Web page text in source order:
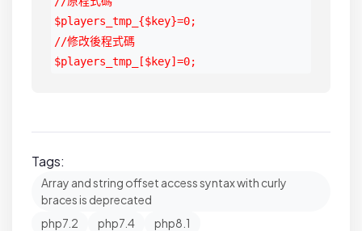
$players_tmp_{$key}=0;
//修改後程式碼
$players_tmp_[$key]=0;
Tags:
Array and string offset access syntax with curly
braces is deprecated
php7.2
php7.4 php8.1